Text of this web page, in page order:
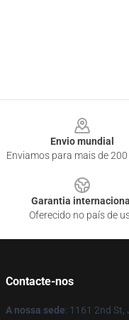
Envio mundial
Enviamos para mais de
Garantia internacional
Oferecido no país de
Contacte-nos
A nossa sede: 1161 2nd St,